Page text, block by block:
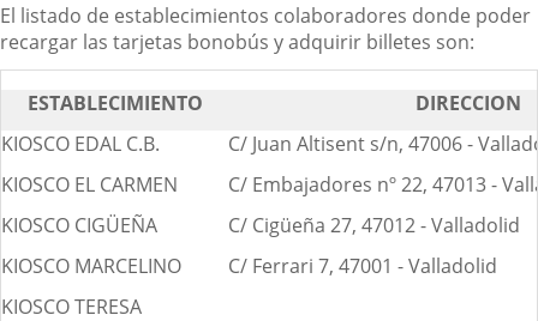
El listado de establecimientos colaboradores donde poder
recargar las tarjetas bonobús y adquirir billetes son:
ESTABLECIMIENTO
DIRECCION
KIOSCO EDAL C.B.
C/ Juan Altisent s/n, 47006 -
KIOSCO EL CARMEN
C/ Embajadores nº 22, 47013 -
KIOSCO CIGÜEÑA
C/ Cigüeña 27, 47012 - Valladolid
KIOSCO MARCELINO
C/ Ferrari 7, 47001 - Valladolid
KIOSCO TERESA